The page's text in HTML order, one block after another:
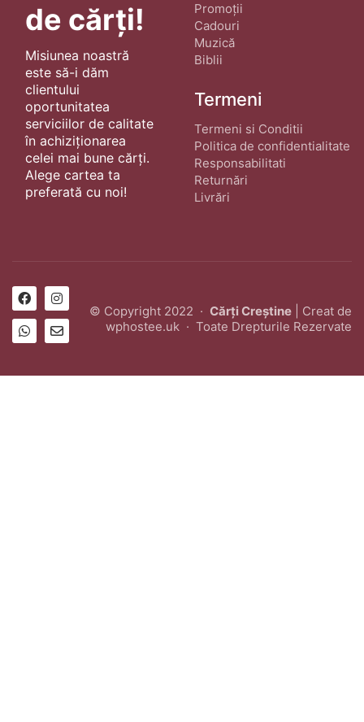
de cărți!
Misiunea noastră
este să-i dăm
clientului
oportunitatea
serviciilor de calitate
în achiziționarea
celei mai bune cărți.
Alege cartea ta
preferată cu noi!
Promoții
Cadouri
Muzică
Biblii
Termeni
Termeni si Conditii
Politica de confidentialitate
Responsabilitati
Returnări
Livrări
© Copyright 2022 · Cărți Creștine | Creat de
wphostee.uk · Toate Drepturile Rezervate